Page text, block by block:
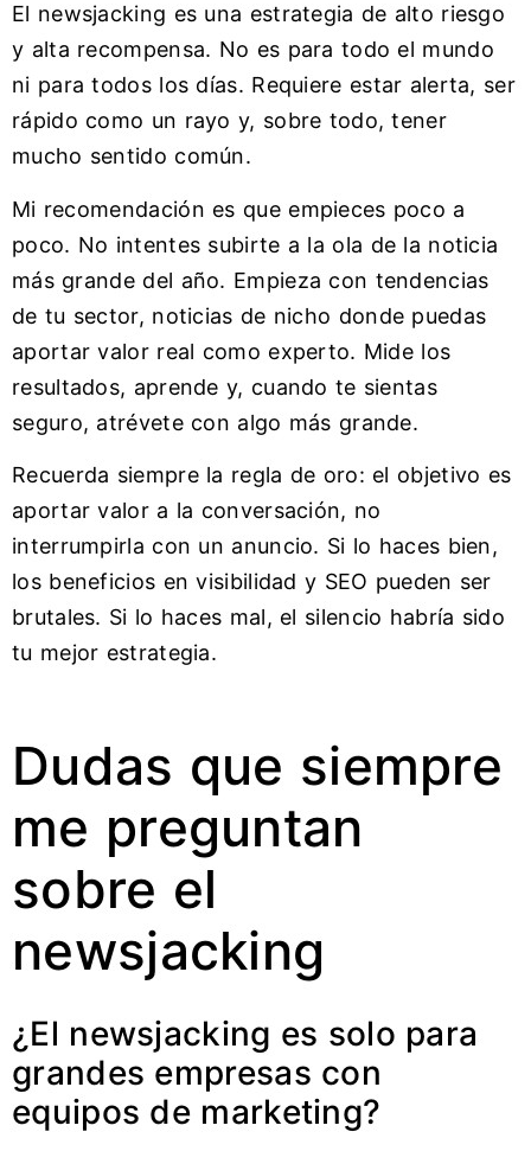
El newsjacking es una estrategia de alto riesgo
y alta recompensa. No es para todo el mundo
ni para todos los días. Requiere estar alerta, ser
rápido como un rayo y, sobre todo, tener
mucho sentido común.
Mi recomendación es que empieces poco a
poco. No intentes subirte a la ola de la noticia
más grande del año. Empieza con tendencias
de tu sector, noticias de nicho donde puedas
aportar valor real como experto. Mide los
resultados, aprende y, cuando te sientas
seguro, atrévete con algo más grande.
Recuerda siempre la regla de oro: el objetivo es
aportar valor a la conversación, no
interrumpirla con un anuncio. Si lo haces bien,
los beneficios en visibilidad y SEO pueden ser
brutales. Si lo haces mal, el silencio habría sido
tu mejor estrategia.
Dudas que siempre
me preguntan
sobre el
newsjacking
¿El newsjacking es solo para
grandes empresas con
equipos de marketing?